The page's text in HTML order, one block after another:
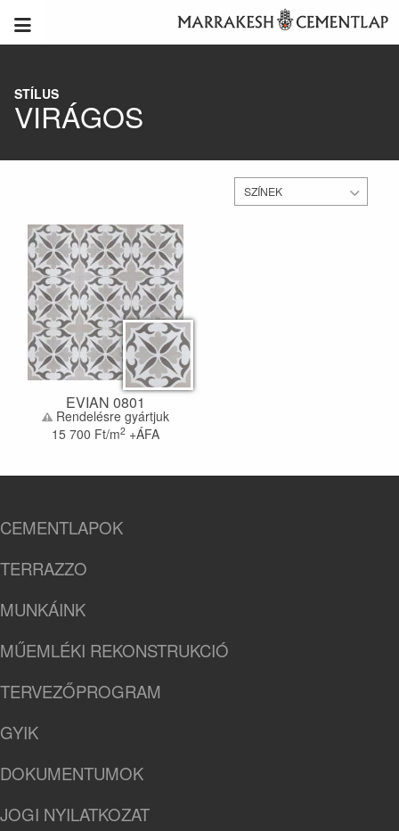
STÍLUS
VIRÁGOS
SZÍNEK
EVIAN 0801
Rendelésre gyártjuk
15 700 Ft/m2 +ÁFA
CEMENTLAPOK
TERRAZZO
MUNKÁINK
MŰEMLÉKI REKONSTRUKCIÓ
TERVEZŐPROGRAM
GYIK
DOKUMENTUMOK
JOGI NYILATKOZAT